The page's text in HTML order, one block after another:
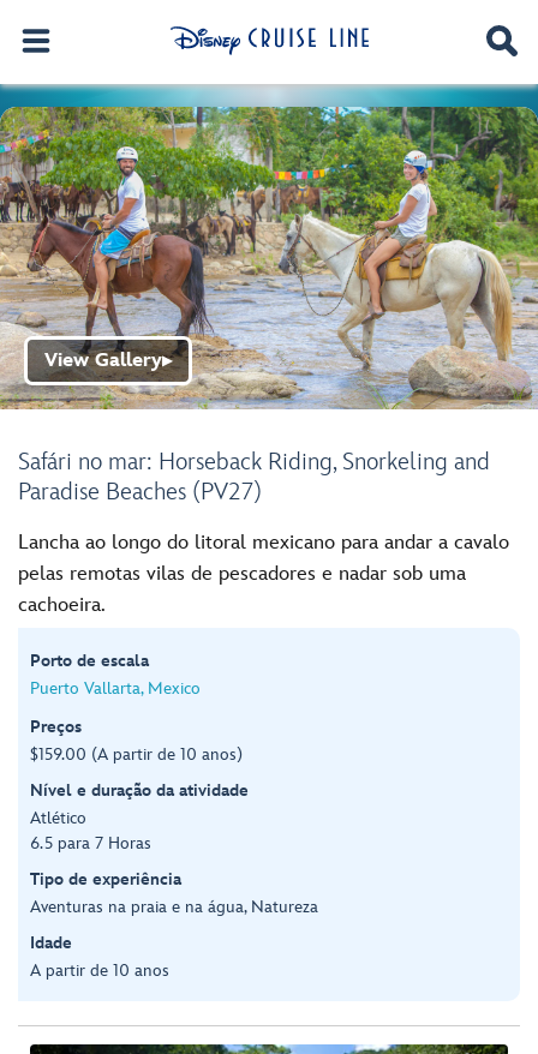
Safári no mar: Horseback Riding, Snorkeling and
Paradise Beaches (PV27)
View Gallery▶
Lancha ao longo do litoral mexicano para andar a cavalo
pelas remotas vilas de pescadores e nadar sob uma
cachoeira.
Porto de escala
Puerto Vallarta, Mexico
Preços
$159.00 (A partir de 10 anos)
Nível e duração da atividade
Atlético
6.5 para 7 Horas
Tipo de experiência
Aventuras na praia e na água, Natureza
Idade
A partir de 10 anos